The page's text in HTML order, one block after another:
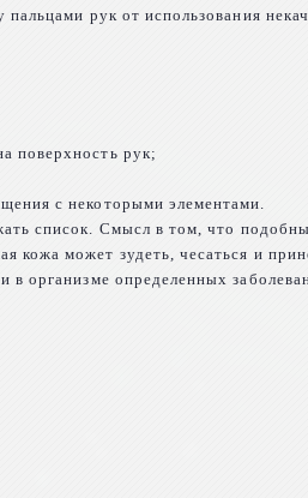
рук от использования
поверхность рук;
с некоторыми элементами.
список. Смысл в том, что
кожа может зудеть, чесаться и
в организме определенных